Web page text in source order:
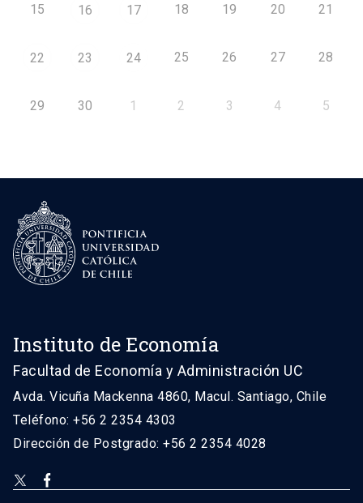
15 16 17 18 19 20 21
22 23 24 25 26 27 28
29 30 1 2 3 4 5
Instituto de Economía
Facultad de Economía y Administración UC
Avda. Vicuña Mackenna 4860, Macul. Santiago, Chile
Teléfono: +56 2 2354 4303
Dirección de Postgrado: +56 2 2354 4028